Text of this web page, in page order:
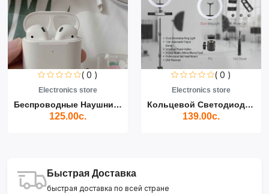
( 0 )
Electronics store
Беспроводные Наушники Air...
125.00с.
( 0 )
Electronics store
Кольцевой Светодиодный Св...
139.00с.
Быстрая Доставка
быстрая доставка по всей стране